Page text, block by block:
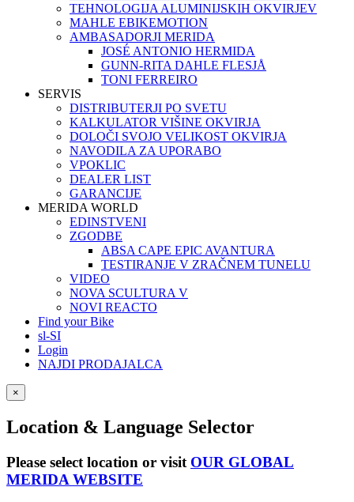
TEHNOLOGIJA ALUMINIJSKIH OKVIRJEV
MAHLE EBIKEMOTION
AMBASADORJI MERIDA
JOSÉ ANTONIO HERMIDA
GUNN-RITA DAHLE FLESJÅ
TONI FERREIRO
SERVIS
DISTRIBUTERJI PO SVETU
KALKULATOR VIŠINE OKVIRJA
DOLOČI SVOJO VELIKOST OKVIRJA
NAVODILA ZA UPORABO
VPOKLIC
DEALER LIST
GARANCIJE
MERIDA WORLD
EDINSTVENI
ZGODBE
ABSA CAPE EPIC AVANTURA
TESTIRANJE V ZRAČNEM TUNELU
VIDEO
NOVA SCULTURA V
NOVI REACTO
Find your Bike
sl-SI
Login
NAJDI PRODAJALCA
×
Location & Language Selector
Please select location or visit OUR GLOBAL
MERIDA WEBSITE